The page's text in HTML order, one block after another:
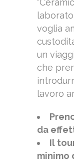
voglia
un
che
lavoro
da
Il
minimo